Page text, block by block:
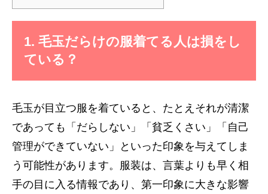
1. 毛玉だらけの服着てる人は損をし
ている？
毛玉が目立つ服を着ていると、たとえそれが清潔
であっても「だらしない」「貧乏くさい」「自己
管理ができていない」といった印象を与えてしま
う可能性があります。服装は、言葉よりも早く相
手の目に入る情報であり、第一印象に大きな影響